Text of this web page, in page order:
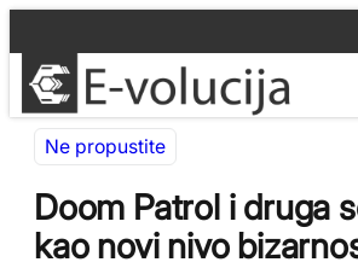
na
sadržaj
Ne propustite
Doom Patrol i druga
kao novi nivo